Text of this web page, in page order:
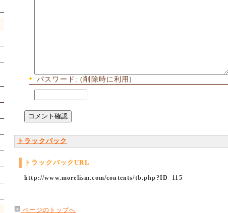
パスワード: (削除時に利用)
トラックバック
トラックバックURL
http://www.morelism.com/contents/tb.php?ID=115
ページのトップへ